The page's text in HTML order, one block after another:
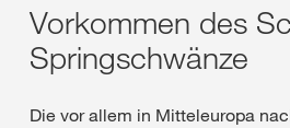
Vorkommen des
Springschwänze
Die vor allem in Mitteleuropa